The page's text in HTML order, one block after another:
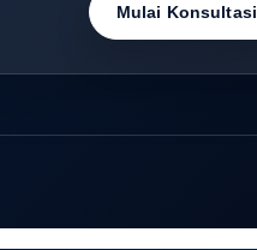
Mulai Konsultasi